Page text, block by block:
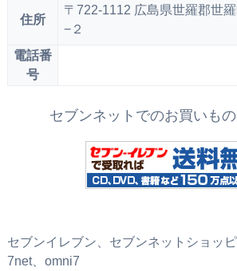
住所
〒722-1112 広島県世羅郡世
−２
電話番
号
セブンネットでのお買いも
セブンイレブン、セブンネットショッピ
7net、omni7